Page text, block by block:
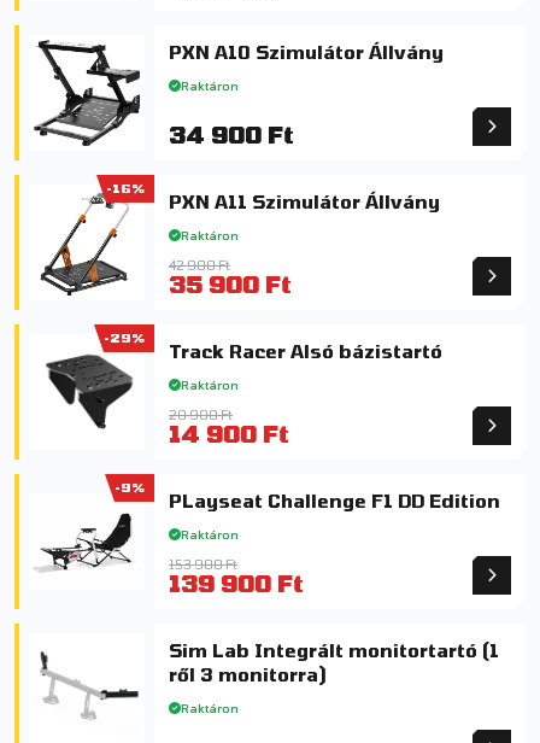
PXN A10 Szimulátor Állvány
Raktáron
34 900 Ft
-16%
PXN A11 Szimulátor Állvány
Raktáron
42 900 Ft
35 900 Ft
-29%
Track Racer Alsó bázistartó
Raktáron
20 900 Ft
14 900 Ft
-9%
PLayseat Challenge F1 DD Edition
Raktáron
153 900 Ft
139 900 Ft
Sim Lab Integrált monitortartó (1
ről 3 monitorra)
Raktáron